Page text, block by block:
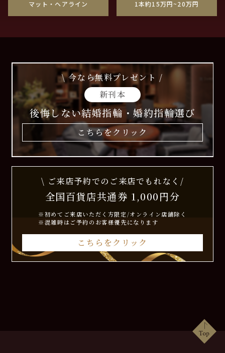
マット・ヘアライン 1本約15万円~20万円
\ 今なら無料プレゼント /
新刊本
後悔しない結婚指輪・婚約指輪選び
こちらをクリック
\ ご来店予約でのご来店でもれなく/
全国百貨店共通券 1,000円分
※初めてご来店いただく方限定/オンライン店舗除く
※混雑時はご予約のお客様優先になります
こちらをクリック